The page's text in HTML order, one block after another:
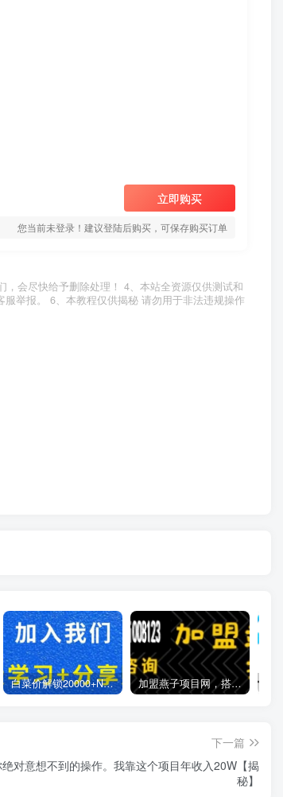
立即购买
您当前未登录！建议登陆后购买，可保存购买订单
会尽快给予删除处理！ 4、本站全资源仅供测试和
举报。 6、本教程仅供揭秘 请勿用于非法违规操作
白菜价解锁20000+N个赚钱机会，加入燕子项目网会员，全站资源免费学习。 加盟燕子项目网，搭建同款项目资源站，实现日入2000+
下一篇
对意想不到的操作。我靠这个项目年收入20W【揭
秘】